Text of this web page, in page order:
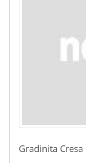
Gradinita Cresa